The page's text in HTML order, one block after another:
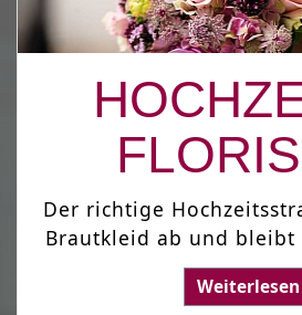
Der richtige
Brautkleid ab und
Weiterlesen